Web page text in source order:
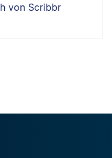
von Scribbr